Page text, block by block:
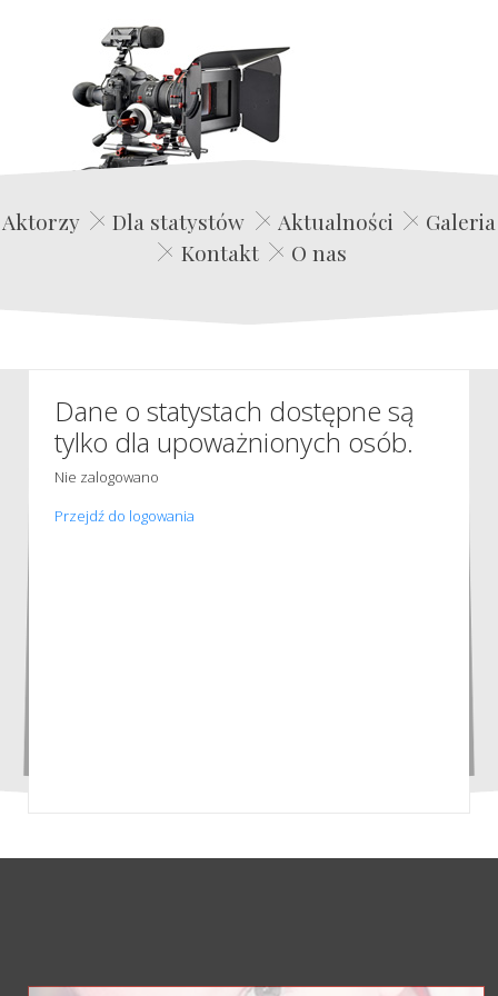
Edwin Film Agencja Aktorska
Aktorzy Dla statystów Aktualności
Galeria
Kontakt
O nas
Dane o statystach dostępne są
tylko dla upoważnionych osób.
Nie zalogowano
Przejdź do logowania